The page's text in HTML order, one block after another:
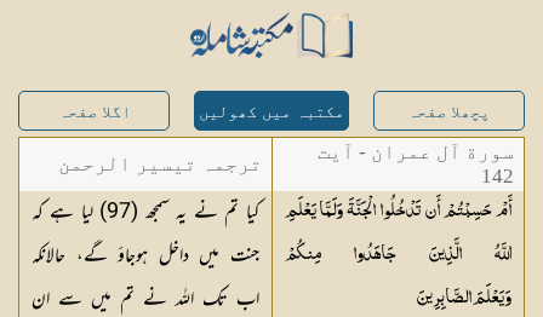
پچھلا صفحہ مکتبہ میں کھولیں اگلا صفحہ
سورة آل عمران - آیت
142
أَمْ حَسِبْتُمْ أَن تَدْخُلُوا الْجَنَّةَ وَلَمَّا يَعْلَمِ
اللَّهُ الَّذِينَ جَاهَدُوا مِنكُمْ
وَيَعْلَمَالصَّابِرِينَ
ترجمہ تیسیر الرحمن
لبیان القرآن - محمد
لقمان سلفی
کیا تم نے یہ سمجھ (97) لیا ہے کہ
جنت میں داخل ہوجاؤ گے، حالانکہ
اب تک اللہ نے تم میں سے ان